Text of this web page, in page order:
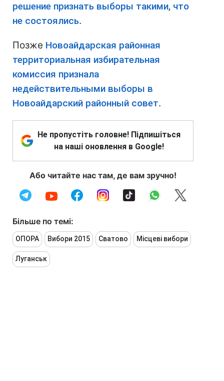
решение признать выборы такими, что
не состоялись.
Позже Новоайдарская районная
территориальная избирательная
комиссия признала
недействительными выборы в
Новоайдарский районный совет.
Не пропустіть головне! Підпишіться
на наші оновлення в Google!
Або читайте нас там, де вам зручно!
Більше по темі:
ОПОРА Вибори 2015 Сватово Місцеві вибори
Луганськ